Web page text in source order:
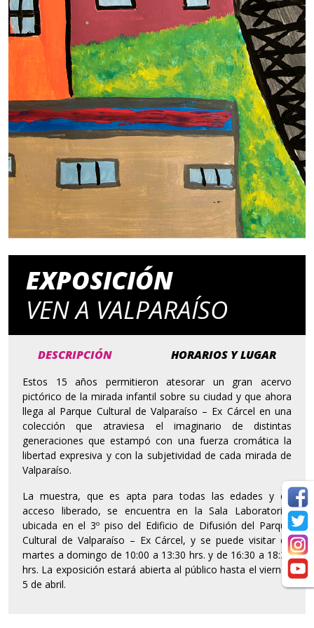
EXPOSICIÓN
VEN A VALPARAÍSO
DESCRIPCIÓN HORARIOS Y LUGAR
Estos 15 años permitieron atesorar un gran acervo
pictórico de la mirada infantil sobre su ciudad y que ahora
llega al Parque Cultural de Valparaíso – Ex Cárcel en una
colección que atraviesa el imaginario de distintas
generaciones que estampó con una fuerza cromática la
libertad expresiva y con la subjetividad de cada mirada de
Valparaíso.
La muestra, que es apta para todas las edades y de
acceso liberado, se encuentra en la Sala Laboratorio,
ubicada en el 3º piso del Edificio de Difusión del Parque
Cultural de Valparaíso – Ex Cárcel, y se puede visitar de
martes a domingo de 10:00 a 13:30 hrs. y de 16:30 a 18:30
hrs. La exposición estará abierta al público hasta el viernes
5 de abril.